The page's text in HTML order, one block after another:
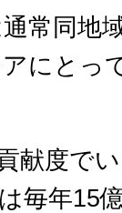
常同地
にとっ
献度で
毎年15